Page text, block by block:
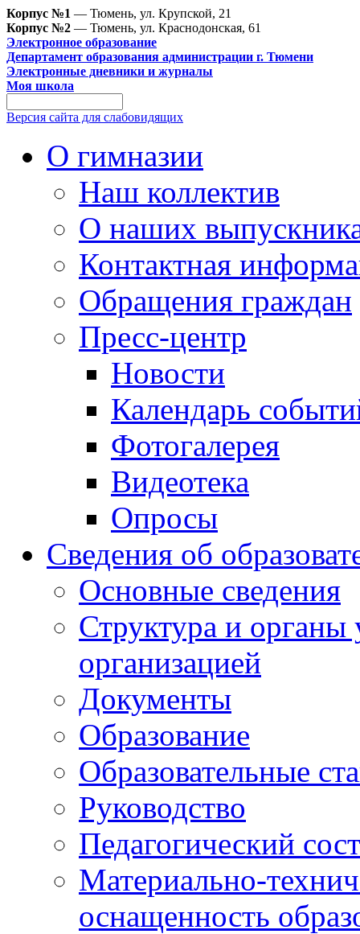
Корпус №1 — Тюмень, ул. Крупской, 21
Корпус №2 — Тюмень, ул. Краснодонская, 61
Электронное образование
Департамент образования администрации г. Тюмени
Электронные дневники и журналы
Моя школа
Версия сайта для слабовидящих
О гимназии
Наш коллектив
О наших
Контактная
Обращения граждан
Пресс-центр
Новости
Календарь
Фотогалерея
Видеотека
Опросы
Сведения об
Основные сведения
Структура и органы
организацией
Документы
Образование
Образовательные
Руководство
Педагогический
Материально-
оснащенность